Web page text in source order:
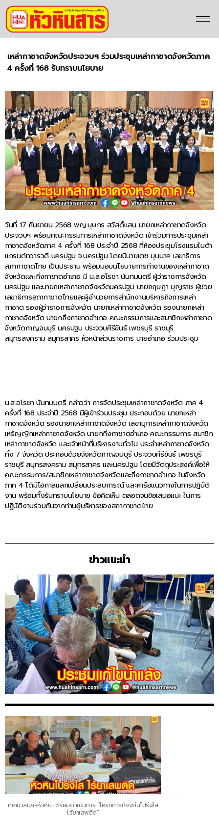
เหล่ากาชาดจังหวัดประจวบฯ ร่วมประชุมเหล่ากาชาดจังหวัดภาค
4 ครั้งที่ 168 รับทราบนโยบาย
วันที่ 17 กันยายน 2568 พญ.บุษกร สวัสดิ์แสน นายกเหล่ากาชาดจังหวัด
ประจวบฯ พร้อมคณะกรรมการเหล่ากาชาดจังหวัด เข้าร่วมการประชุมเหล่า
กาชาดจังหวัดภาค 4 ครั้งที่ 168 ประจำปี 2568 ที่ห้องประชุมโรงแรมไมด้า
แกรนด์ทวารวดี นครปฐม จ.นครปฐม โดยมีนายเตช บุนนาค เลขาธิการ
สภากาชาดไทย เป็นประธาน พร้อมมอบนโยบายการทำงานของเหล่ากาชาด
จังหวัดและกิ่งกาชาดอำเภอ มี น.ส.อโรชา นันทมนตรี ผู้ว่าราชการจังหวัด
นครปฐม และนายกเหล่ากาชาดจังหวัดนครปฐม นายกฤษฎา บุญราช ผู้ช่วย
เลขาธิการสภากาชาดไทยและผู้อำนวยการสำนักงานบริหารกิจการเหล่า
กาชาด รองผู้ว่าราชการจังหวัด นายกเหล่ากาชาดจังหวัด รองนายกเหล่า
กาชาดจังหวัด นายกกิ่งกาชาดอำเภอ คณะกรรมการและสมาชิกเหล่ากาชาด
จังหวัดกาญจนบุรี นครปฐม ประจวบคีรีขันธ์ เพชรบุรี ราชบุรี
สมุทรสงคราม สมุทรสาคร หัวหน้าส่วนราชการ นายอำเภอ ร่วมประชุม
น.ส.อโรชา นันทมนตรี กล่าวว่า การจัดประชุมเหล่ากาชาดจังหวัด ภาค 4
ครั้งที่ 168 ประจำปี 2568 มีผู้เข้าร่วมประชุม ประกอบด้วย นายกเหล่า
กาชาดจังหวัด รองนายกเหล่ากาชาดจังหวัด เลขานุการเหล่ากาชาดจังหวัด
เหรัญญิกเหล่ากาชาดจังหวัด นายกกิ่งกาชาดอำเภอ คณะกรรมการ สมาชิก
เหล่ากาชาดจังหวัด และเจ้าหน้าที่บริหารงานทั่วไป ประจำเหล่ากาชาดจังหวัด
ทั้ง 7 จังหวัด ประกอบด้วยจังหวัดกาญจนบุรี ประจวบคีรีขันธ์ เพชรบุรี
ราชบุรี สมุทรสงคราม สมุทรสาคร และนครปฐม โดยมีวัตถุประสงค์เพื่อให้
คณะกรรมการ/สมาชิกเหล่ากาชาดจังหวัดและกิ่งกาชาดอำเภอ ในจังหวัด
ภาค 4 ได้มีโอกาสแลกเปลี่ยนประสบการณ์ และหารือแนวทางในการปฏิบัติ
งาน พร้อมทั้งรับทราบนโยบาย ข้อคิดเห็น ตลอดจนข้อเสนอแนะ ในการ
ปฏิบัติงานร่วมกันจากท่านผู้บริหารของสภากาชาดไทย.
ข่าวแนะนำ
เทศบาลนครหัวหิน เตรียมดำเนินการ “โครงการท้องถิ่นโปร่งใส
ไร้ยาเสพติด”